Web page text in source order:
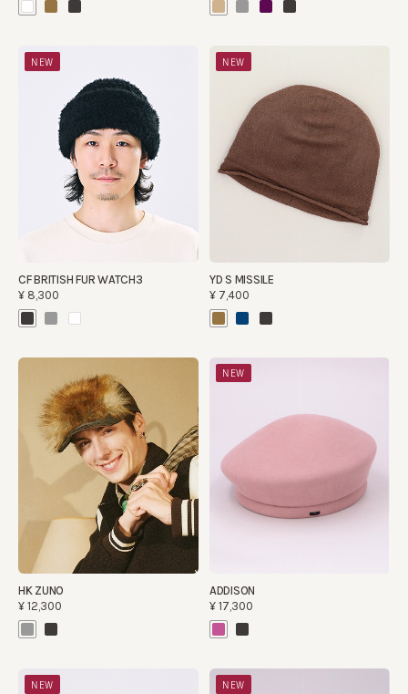
NEW
CF BRITISH FUR WATCH3
¥8,300
NEW
YD S MISSILE
¥7,400
HK ZUNO
¥12,300
NEW
ADDISON
¥17,300
NEW NEW